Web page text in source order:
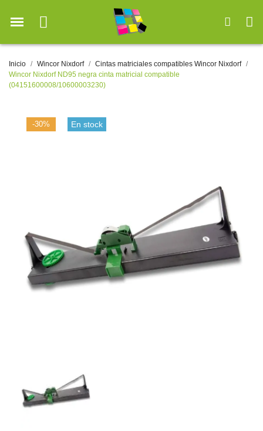
Inicio Wincor Nixdorf
Cintas matriciales compatibles Wincor Nixdorf
Wincor Nixdorf ND95 negra cinta matricial compatible
(04151600008/10600003230)
-30% En stock